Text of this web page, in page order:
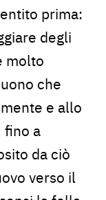
prima:
degli
molto
che
e allo
fino a
da ciò
verso il